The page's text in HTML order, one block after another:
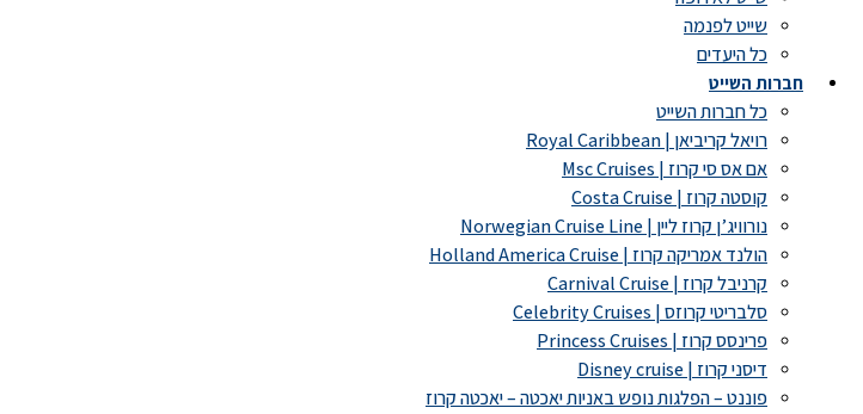
שייט לפנמה
כל היעדים
חברות השייט
כל חברות השייט
רויאל קריביאן | Royal Caribbean
אם אס סי קרוז | Msc Cruises
קוסטה קרוז | Costa Cruise
נורוויג’ן קרוז ליין | Norwegian Cruise Line
הולנד אמריקה קרוז | Holland America Cruise
קרניבל קרוז | Carnival Cruise
סלבריטי קרוזס | Celebrity Cruises
פרינסס קרוז | Princess Cruises
דיסני קרוז | Disney cruise
פוננט – הפלגות נופש באניות יאכטה – יאכטה קרוז